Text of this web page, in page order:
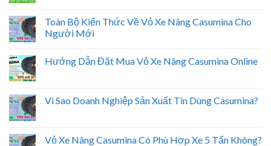
Toàn Bộ Kiến Thức Về Vỏ Xe Nâng Casumina Cho
Người Mới
Hướng Dẫn Đặt Mua Vỏ Xe Nâng Casumina Online
Vì Sao Doanh Nghiệp Sản Xuất Tin Dùng Casumina?
Vỏ Xe Nâng Casumina Có Phù Hợp Xe 5 Tấn Không?